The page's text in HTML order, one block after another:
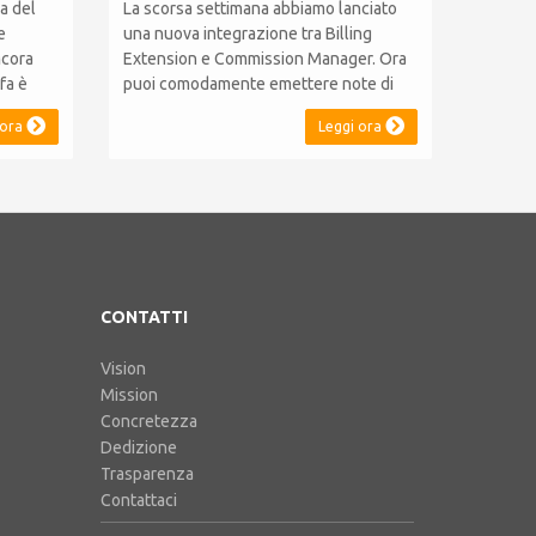
del
è
la
La scorsa settimana abbiamo lanciato
una nuova integrazione tra Billing
Extension e Commission Manager. Ora
puoi comodamente emettere note di
credito in linea con il sistema fiscale
Australiano. L'integrazione include
Withholding. Billing Extension in breve
Leggi ora
CONTATTI
Vision
Mission
Concretezza
Dedizione
Trasparenza
Contattaci